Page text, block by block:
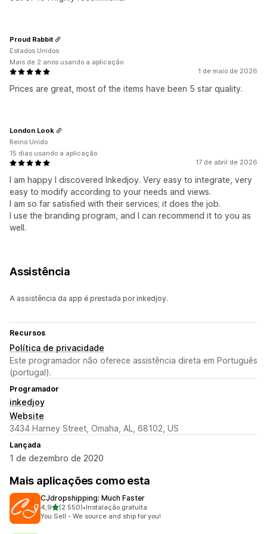
1 de maio de 2026
Prices are great, most of the items have been 5 star quality.
Proud Rabbit
Estados Unidos
Mais de 2 anos usando a aplicação
17 de abril de 2026
I am happy I discovered Inkedjoy. Very easy to integrate, very
easy to modify according to your needs and views.
I am so far satisfied with their services; it does the job.
I use the branding program, and I can recommend it to you as
well.
London Look
Reino Unido
15 dias usando a aplicação
Assistência
A assistência da app é prestada por inkedjoy.
Recursos
Política de privacidade
Este programador não oferece assistência direta em Português
(portugal).
Programador
inkedjoy
Website
3434 Harney Street, Omaha, AL, 68102, US
Lançada
1 de dezembro de 2020
Mais aplicações como esta
CJdropshipping: Much Faster
4,9de 5 estrelas
(2.550)
2550 total de avaliações
•Instalação gratuita
You Sell - We source and ship for you!